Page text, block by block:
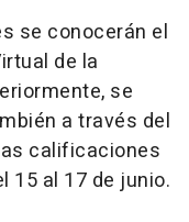
se conocerán el
de la
se
a través del
calificaciones
15 al 17 de junio.